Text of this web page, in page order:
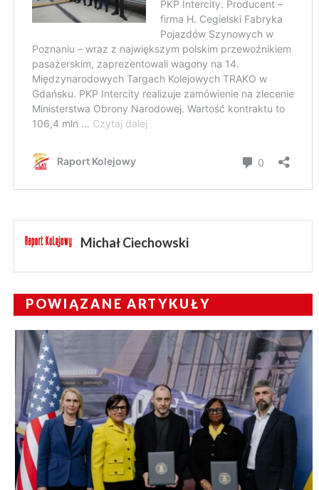
Michał Ciechowski
POWIĄZANE ARTYKUŁY